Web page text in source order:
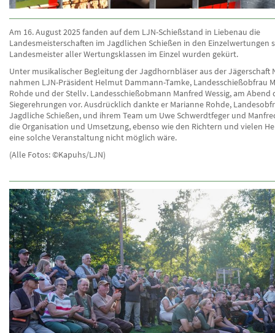
Am 16. August 2025 fanden auf dem LJN-Schießstand in Liebenau die
Landesmeisterschaften im Jagdlichen Schießen in den Einzelwertungen
Landesmeister aller Wertungsklassen im Einzel wurden gekürt.
Unter musikalischer Begleitung der Jagdhornbläser aus der Jägerschaft
nahmen LJN-Präsident Helmut Dammann-Tamke, Landesschießobfrau
Rohde und der Stellv. Landesschießobmann Manfred Wessig, am Abend
Siegerehrungen vor. Ausdrücklich dankte er Marianne Rohde,
Jagdliche Schießen, und ihrem Team um Uwe Schwerdtfeger und
die Organisation und Umsetzung, ebenso wie den Richtern und vielen
eine solche Veranstaltung nicht möglich wäre.
(Alle Fotos: ©Kapuhs/LJN)